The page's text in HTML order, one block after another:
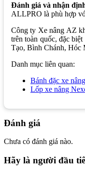
Đánh giá và nhận
ALLPRO là phù hợp
Công ty Xe nâng AZ
trên toàn quốc, đặc
Tạo, Bình Chánh, Hóc
Danh mục liên quan:
Bánh đặc xe nâng
Lốp xe nâng
Đánh giá
Chưa có đánh giá nào.
Hãy là người đầu